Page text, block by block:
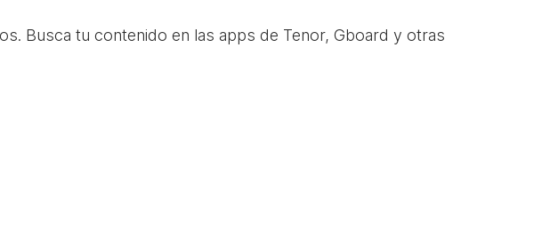
Busca tu contenido en las apps de Tenor, Gboard y otras